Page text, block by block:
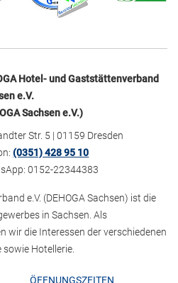
Hotel- und Gaststättenverband
e.V.
Sachsen e.V.)
Str. 5 | 01159 Dresden
(0351) 428 95 10
0152-22344383
e.V. (DEHOGA Sachsen) ist die
in Sachsen. Als
wir die Interessen der verschiedenen
Hotellerie.
ÖFFNUNGSZEITEN